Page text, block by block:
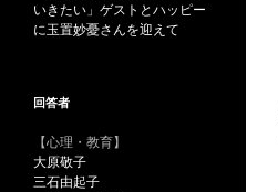
いきたい」ゲストとハッピー
に玉置妙憂さんを迎えて
回答者
【心理・教育】
大原敬子
三石由起子